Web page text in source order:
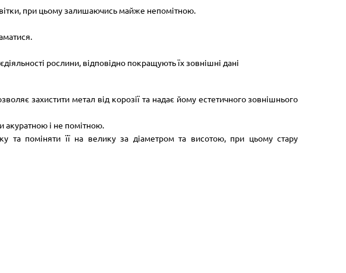
при цьому залишаючись майже непомітною.
рослини, відповідно покращують їх зовнішні дані
захистити метал від корозії та надає йому естетичного зовнішнього
акуратною і не помітною.
та поміняти її на велику за діаметром та висотою, при цьому стару